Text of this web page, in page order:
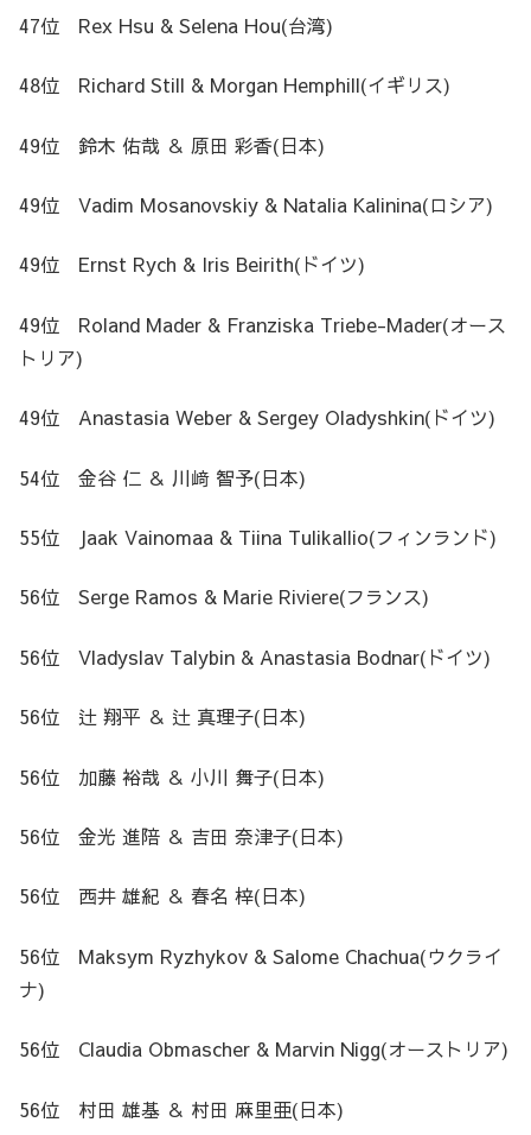
47位 Rex Hsu & Selena Hou(台湾)
48位 Richard Still & Morgan Hemphill(イギリス)
49位 鈴木 佑哉 ＆ 原田 彩香(日本)
49位 Vadim Mosanovskiy & Natalia Kalinina(ロシア)
49位 Ernst Rych & Iris Beirith(ドイツ)
49位 Roland Mader & Franziska Triebe-Mader(オース
トリア)
49位 Anastasia Weber & Sergey Oladyshkin(ドイツ)
54位 金谷 仁 ＆ 川﨑 智予(日本)
55位 Jaak Vainomaa & Tiina Tulikallio(フィンランド)
56位 Serge Ramos & Marie Riviere(フランス)
56位 Vladyslav Talybin & Anastasia Bodnar(ドイツ)
56位 辻 翔平 ＆ 辻 真理子(日本)
56位 加藤 裕哉 ＆ 小川 舞子(日本)
56位 金光 進陪 ＆ 吉田 奈津子(日本)
56位 西井 雄紀 ＆ 春名 梓(日本)
56位 Maksym Ryzhykov & Salome Chachua(ウクライ
ナ)
56位 Claudia Obmascher & Marvin Nigg(オーストリア)
56位 村田 雄基 ＆ 村田 麻里亜(日本)